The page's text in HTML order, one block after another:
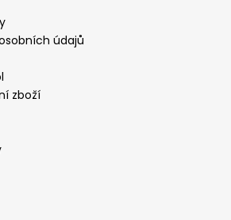
údajů
zboží